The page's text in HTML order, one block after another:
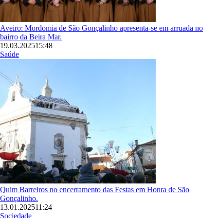
Aveiro: Mordomia de São Gonçalinho apresenta-se em arruada no
bairro da Beira Mar.
19.03.202515:48
Saúde
Quim Barreiros no encerramento das Festas em Honra de São
Gonçalinho.
13.01.202511:24
Sociedade